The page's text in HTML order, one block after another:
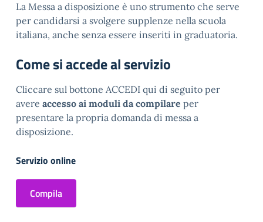
La Messa a disposizione è uno strumento che serve
per candidarsi a svolgere supplenze nella scuola
italiana, anche senza essere inseriti in graduatoria.
Come si accede al servizio
Cliccare sul bottone ACCEDI qui di seguito per
avere accesso ai moduli da compilare per
presentare la propria domanda di messa a
disposizione.
Servizio online
Compila